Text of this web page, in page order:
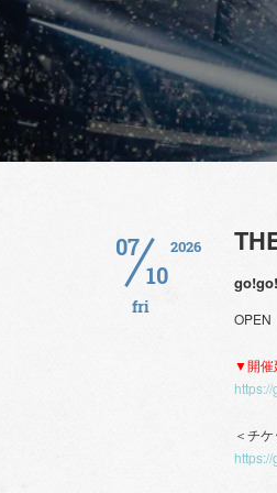
2026
07
10
fri
OPEN
▼開催
＜チ